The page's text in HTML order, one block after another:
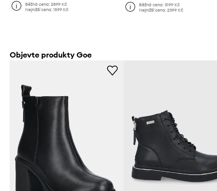
Běžná cena:2899 Kč
Nejnižší cena:1599 Kč
Běžná cena: 3199 Kč
Nejnižší cena: 2399 Kč
Objevte produkty Goe